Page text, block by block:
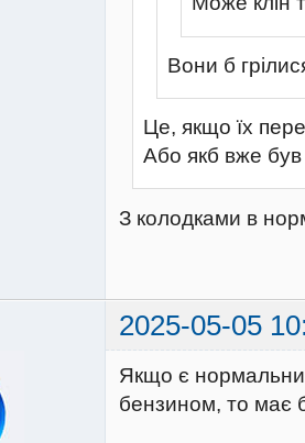
Вони б
Це, якщо їх
Або якб вже був
З колодками в
2025-05-05
Якщо є
бензином, то має